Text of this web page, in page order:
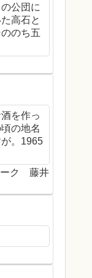
公団に
高石と
のち五
を作っ
の地名
。1965
ーク 藤井